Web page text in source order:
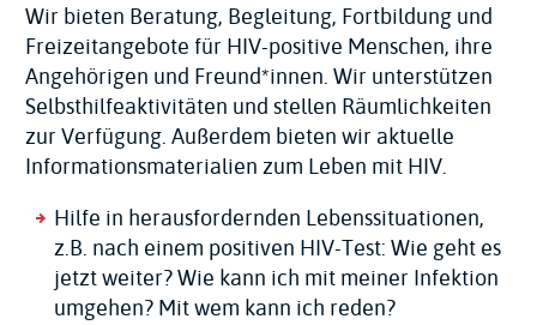
Wir bieten Beratung, Begleitung, Fortbildung und
Freizeitangebote für HIV-positive Menschen, ihre
Angehörigen und Freund*innen. Wir unterstützen
Selbsthilfeaktivitäten und stellen Räumlichkeiten
zur Verfügung. Außerdem bieten wir aktuelle
Informationsmaterialien zum Leben mit HIV.
Hilfe in herausfordernden Lebenssituationen,
z.B. nach einem positiven HIV-Test: Wie geht es
jetzt weiter? Wie kann ich mit meiner Infektion
umgehen? Mit wem kann ich reden?